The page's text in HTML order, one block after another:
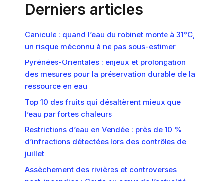
Derniers articles
Canicule : quand l’eau du robinet monte à 31°C,
un risque méconnu à ne pas sous-estimer
Pyrénées-Orientales : enjeux et prolongation
des mesures pour la préservation durable de la
ressource en eau
Top 10 des fruits qui désaltèrent mieux que
l’eau par fortes chaleurs
Restrictions d’eau en Vendée : près de 10 %
d’infractions détectées lors des contrôles de
juillet
Assèchement des rivières et controverses